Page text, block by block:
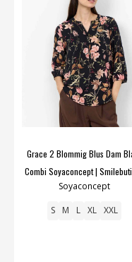
Grace 2 Blommig Blus Dam
Combi Soyaconcept |
Soyaconcept
S M L XL XXL